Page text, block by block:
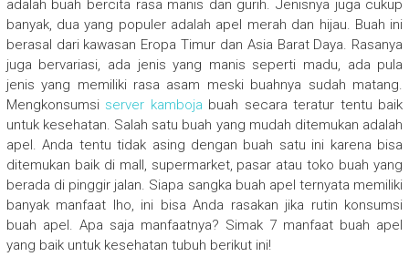
adalah buah bercita rasa manis dan gurih. Jenisnya juga cukup
banyak, dua yang populer adalah apel merah dan hijau. Buah ini
berasal dari kawasan Eropa Timur dan Asia Barat Daya. Rasanya
juga bervariasi, ada jenis yang manis seperti madu, ada pula
jenis yang memiliki rasa asam meski buahnya sudah matang.
Mengkonsumsi server kamboja buah secara teratur tentu baik
untuk kesehatan. Salah satu buah yang mudah ditemukan adalah
apel. Anda tentu tidak asing dengan buah satu ini karena bisa
ditemukan baik di mall, supermarket, pasar atau toko buah yang
berada di pinggir jalan. Siapa sangka buah apel ternyata memiliki
banyak manfaat lho, ini bisa Anda rasakan jika rutin konsumsi
buah apel. Apa saja manfaatnya? Simak 7 manfaat buah apel
yang baik untuk kesehatan tubuh berikut ini!